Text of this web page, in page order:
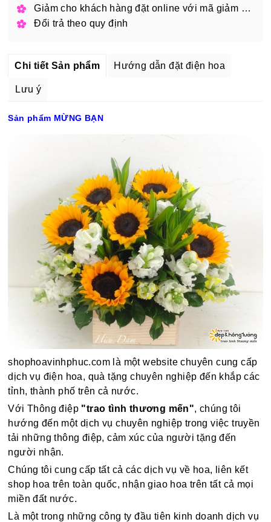
Giảm cho khách hàng đặt online với mã giảm giá
Đổi trả theo quy định
Chi tiết Sản phẩm Hướng dẫn đặt điện hoa
Lưu ý
Sản phẩm MỪNG BẠN
shophoavinhphuc.com là một website chuyên cung cấp
dịch vụ điện hoa, quà tặng chuyên nghiệp đến khắp các
tỉnh, thành phố trên cả nước.
Với Thông điệp "trao tình thương mến", chúng tôi
hướng đến một dịch vụ chuyên nghiệp trong việc truyền
tải những thông điệp, cảm xúc của người tặng đến
người nhận.
Chúng tôi cung cấp tất cả các dịch vụ về hoa, liên kết
shop hoa trên toàn quốc, nhận giao hoa trên tất cả mọi
miền đất nước.
Là một trong những công ty đầu tiên kinh doanh dịch vụ